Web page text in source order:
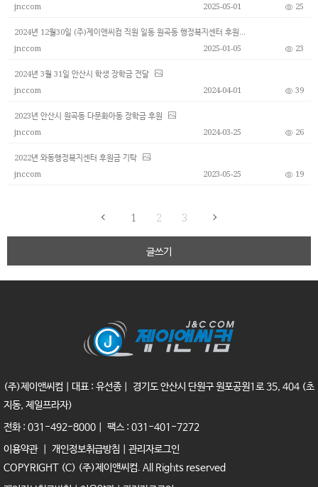
jnccom
25
2025-05-01
2024년 12월30일 (주)제이앤씨컴 직원 일동 원곡동 행정복지센터 후원금 전달
jnccom
23
2025-01-05
2024년 3월 31일 안산시 학생 장학금 전달
jnccom
39
2024-04-01
2023년 안산시 원곡동 다문화아동 장학금 후원
jnccom
26
2024-03-25
2022년 와동행정복지센터 후원금 기탁
jnccom
19
2023-05-25
1 2 3
글쓰기
(주)제이앤씨컴｜대표 : 유선종｜ 경기도 안산시 단원구 원포공원1로 35, 404 (초
지동, 제일프라자)
전화 : 031-492-8000｜ 팩스 : 031-401-7272
이용약관
개인정보취급방침
관리자로그인
COPYRIGHT (C) (주)제이앤씨컴. All Rights reserved